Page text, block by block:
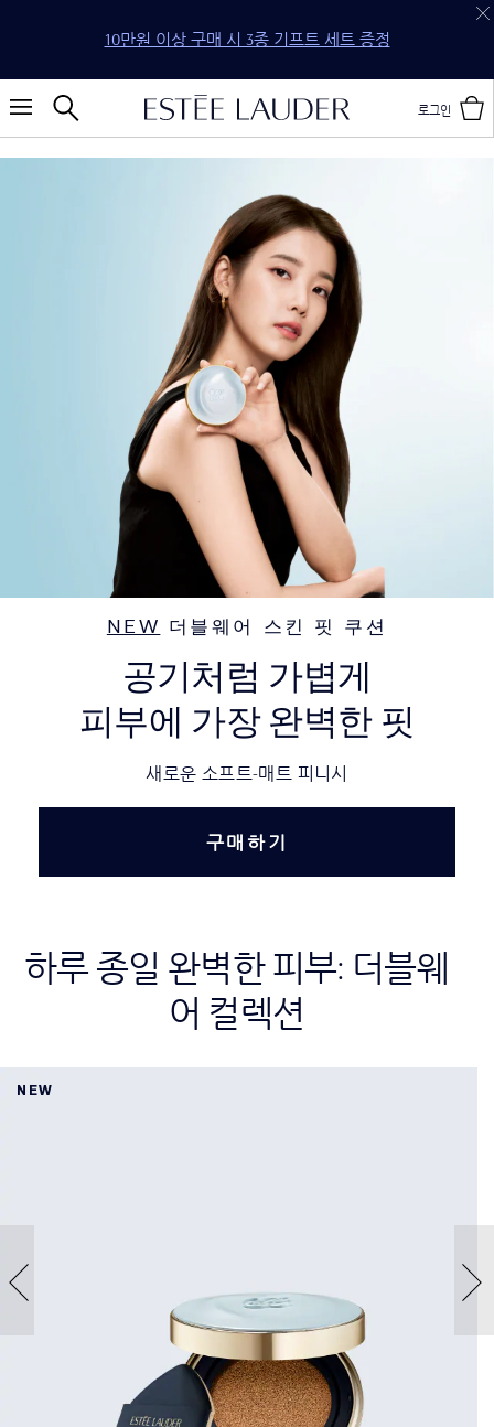
10만원 이상 구매 시 3종 기프트 세트 증정
로그인
NEW 더블웨어 스킨 핏 쿠션
공기처럼 가볍게
피부에 가장 완벽한 핏
새로운 소프트-매트 피니시
구매하기
하루 종일 완벽한 피부: 더블웨
어 컬렉션
NEW